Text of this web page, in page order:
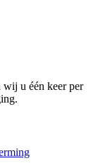
u één keer per